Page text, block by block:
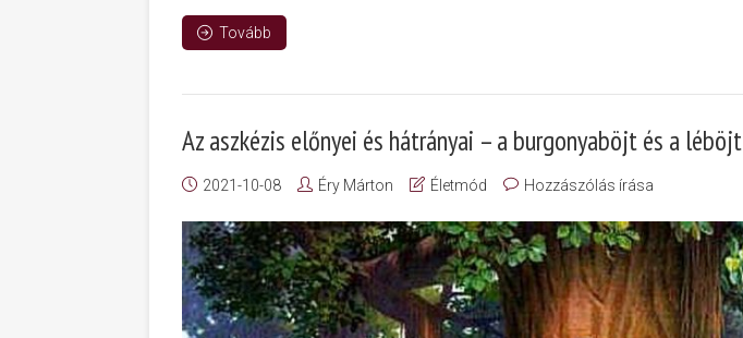
Tovább
Az aszkézis előnyei és hátrányai – a burgonyaböjt és a léböjt
2021-10-08 Éry Márton Életmód Hozzászólás írása